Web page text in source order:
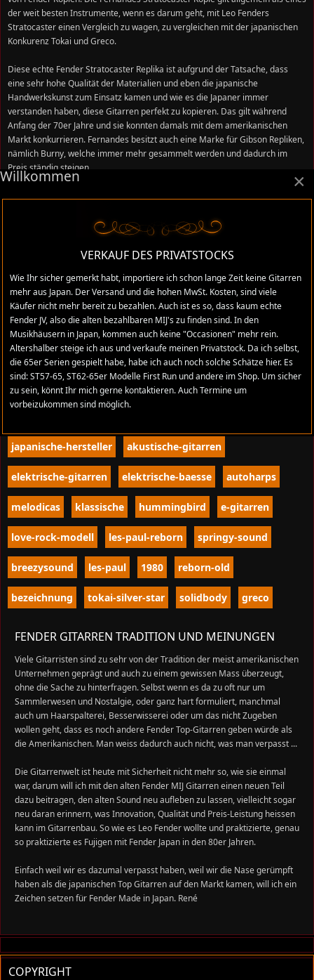
der weit besten Instrumente, wenn es darum geht, mit Leo Fenders
Stratocaster einen Vergleich zu wagen, zu vergleichen mit der japanischen
Konkurenz Tokai und Greco.
Diese echte Fender Stratocaster Replika ist aufgrund der Tatsache, dass
eine sehr hohe Qualität der Materialien und eben die japanische
Handwerkskunst zum Einsatz kamen und wie es die Japaner immer
verstanden haben, diese Gitarren perfekt zu kopieren. Das gilt während
Anfang der 70er Jahre und sie konnten damals mit dem amerikanischen
Markt konkurrieren. Fernandes besitzt auch eine Marke für Gibson Repliken,
nämlich Burny, welche immer mehr gesammelt werden und dadurch im
Preis ständig steigen.
Fernandes baut weiterhin Gitarren, die den Bereich von preiswerten
Einsteigermodellen bis zu Custom definierten Instrumente von
herausragender Qualität, alles beinhalten.
Kategorie:Japan Gitarren
Veröffentlicht: 08. Juni 2013
Zugriffe: 1039
tokai replika gibson 1978 japan kopien
modelle dyna-gakki europa katalog
japanische-hersteller akustische-gitarren
elektrische-gitarren elektrische-baesse autoharps
melodicas klassische hummingbird e-gitarren
love-rock-modell les-paul-reborn springy-sound
breezysound les-paul 1980 reborn-old
bezeichnung tokai-silver-star solidbody greco
FENDER GITARREN TRADITION UND MEINUNGEN
Viele Gitarristen sind zu sehr von der Tradition der meist amerikanischen
Unternehmen geprägt und auch zu einem gewissen Mass überzeugt,
ohne die Sache zu hinterfragen. Selbst wenn es da zu oft nur um
Sammlerwesen und Nostalgie, oder ganz hart formuliert, manchmal
auch um Haarspalterei, Besserwisserei oder um das nicht Zugeben
wollen geht, dass es noch andere Fender Top-Gitarren geben würde als
die Amerikanischen. Man weiss dadurch auch nicht, was man verpasst ...
Die Gitarrenwelt ist heute mit Sicherheit nicht mehr so, wie sie einmal
war, darum will ich mit den alten Fender MIJ Gitarren einen neuen Teil
dazu beitragen, den alten Sound neu aufleben zu lassen, vielleicht sogar
neu daran erinnern, was Innovation, Qualität und Preis-Leistung heissen
kann im Gitarrenbau. So wie es Leo Fender wollte und praktizierte, genau
so praktizierte es Fujigen mit Fender Japan in den 80er Jahren.
Einfach weil wir es dazumal verpasst haben, weil wir die Nase gerümpft
haben als die japanischen Top Gitarren auf den Markt kamen, will ich ein
Zeichen setzen für Fender Made in Japan. René
COPYRIGHT
×
Willkommen
VERKAUF DES PRIVATSTOCKS
Wie Ihr sicher gemerkt habt, importiere ich schon lange Zeit keine Gitarren
mehr aus Japan. Der Versand und die hohen MwSt. Kosten, sind viele
Käufer nicht mehr bereit zu bezahlen. Auch ist es so, dass kaum echte
Fender JV, also die alten bezahlbaren MIJ's zu finden sind. In den
Musikhäusern in Japan, kommen auch keine "Occasionen" mehr rein.
Altershalber steige ich aus und verkaufe meinen Privatstock. Da ich selbst,
die 65er Serien gespielt habe, habe ich auch noch solche Schätze hier. Es
sind: ST57-65, ST62-65er Modelle First Run und andere im Shop. Um sicher
zu sein, könnt Ihr mich gerne kontaktieren. Auch Termine um
vorbeizukommen sind möglich.